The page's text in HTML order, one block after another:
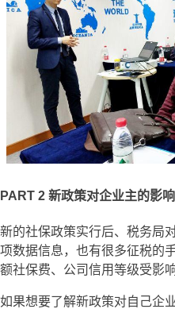
PART 2 新政策对企业主的影响
新的社保政策实行后、税务局
项数据信息，也有很多征税的
额社保费、公司信用等级受影
如果想要了解新政策对自己企